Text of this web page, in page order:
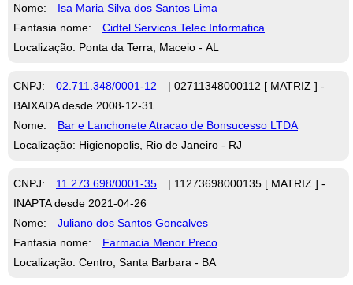
Nome:
Isa Maria Silva dos Santos Lima
Fantasia nome:
Cidtel Servicos Telec Informatica
Localização: Ponta da Terra, Maceio - AL
CNPJ: 02.711.348/0001-12
| 02711348000112 [ MATRIZ ] -
BAIXADA desde 2008-12-31
Nome:
Bar e Lanchonete Atracao de Bonsucesso LTDA
Localização: Higienopolis, Rio de Janeiro - RJ
CNPJ: 11.273.698/0001-35
| 11273698000135 [ MATRIZ ] -
INAPTA desde 2021-04-26
Nome:
Juliano dos Santos Goncalves
Fantasia nome:
Farmacia Menor Preco
Localização: Centro, Santa Barbara - BA